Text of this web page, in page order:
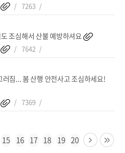
7263
조심해서 산불 예방하셔요
7642
짐... 봄 산행 안전사고 조심하세요!
7369
15 16 17 18 19 20